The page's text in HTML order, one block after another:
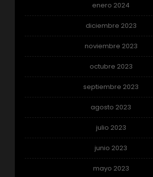
enero 2024
diciembre 2023
noviembre 2023
octubre 2023
septiembre 2023
agosto 2023
julio 2023
junio 2023
mayo 2023